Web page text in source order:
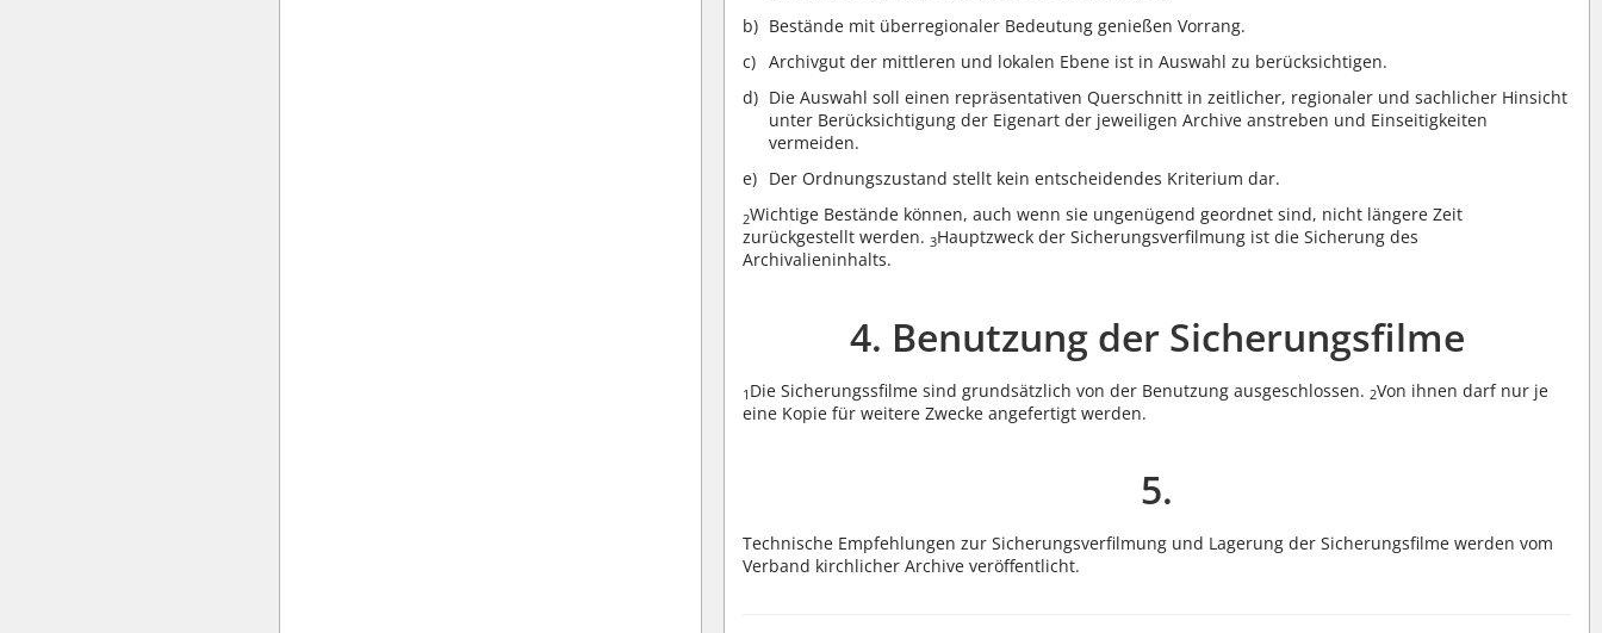
Bestände mit überregionaler Bedeutung genießen Vorrang.
Archivgut der mittleren und lokalen Ebene ist in Auswahl zu berücksichtigen.
Die Auswahl soll einen repräsentativen Querschnitt in zeitlicher, regionaler und sachlicher Hinsicht
unter Berücksichtigung der Eigenart der jeweiligen Archive anstreben und Einseitigkeiten
vermeiden.
Der Ordnungszustand stellt kein entscheidendes Kriterium dar.
2Wichtige Bestände können, auch wenn sie ungenügend geordnet sind, nicht längere Zeit
zurückgestellt werden.3Hauptzweck der Sicherungsverfilmung ist die Sicherung des
Archivalieninhalts.
4. Benutzung der Sicherungsfilme
1 Die Sicherungssfilme sind grundsätzlich von der Benutzung ausgeschlossen. 2Von ihnen darf nur je
eine Kopie für weitere Zwecke angefertigt werden.
5.
Technische Empfehlungen zur Sicherungsverfilmung und Lagerung der Sicherungsfilme werden vom
Verband kirchlicher Archive veröffentlicht.